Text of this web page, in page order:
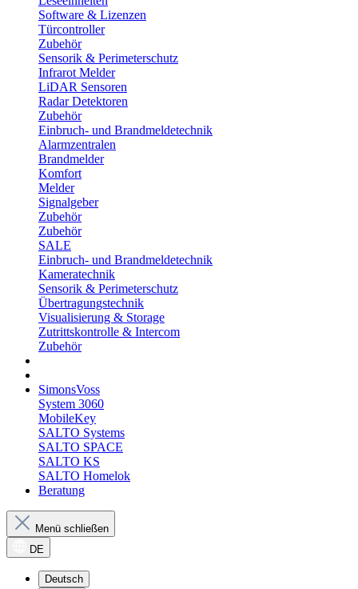
Software & Lizenzen
Türcontroller
Zubehör
Sensorik & Perimeterschutz
Infrarot Melder
LiDAR Sensoren
Radar Detektoren
Zubehör
Einbruch- und Brandmeldetechnik
Alarmzentralen
Brandmelder
Komfort
Melder
Signalgeber
Zubehör
Zubehör
SALE
Einbruch- und Brandmeldetechnik
Kameratechnik
Sensorik & Perimeterschutz
Übertragungstechnik
Visualisierung & Storage
Zutrittskontrolle & Intercom
Zubehör
SimonsVoss
System 3060
MobileKey
SALTO Systems
SALTO SPACE
SALTO KS
SALTO Homelok
Beratung
Menü schließen
DE
Deutsch